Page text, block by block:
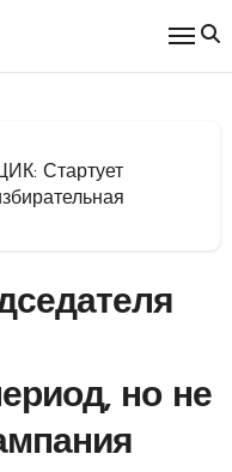
Стартует
но не